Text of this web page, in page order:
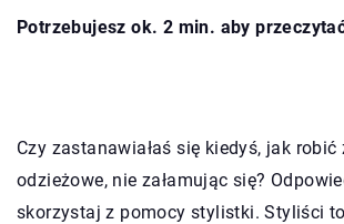
Potrzebujesz ok. 2 min. aby
Czy zastanawiałaś się kiedyś, jak robić
odzieżowe, nie załamując się?
skorzystaj z pomocy stylistki. Styliści